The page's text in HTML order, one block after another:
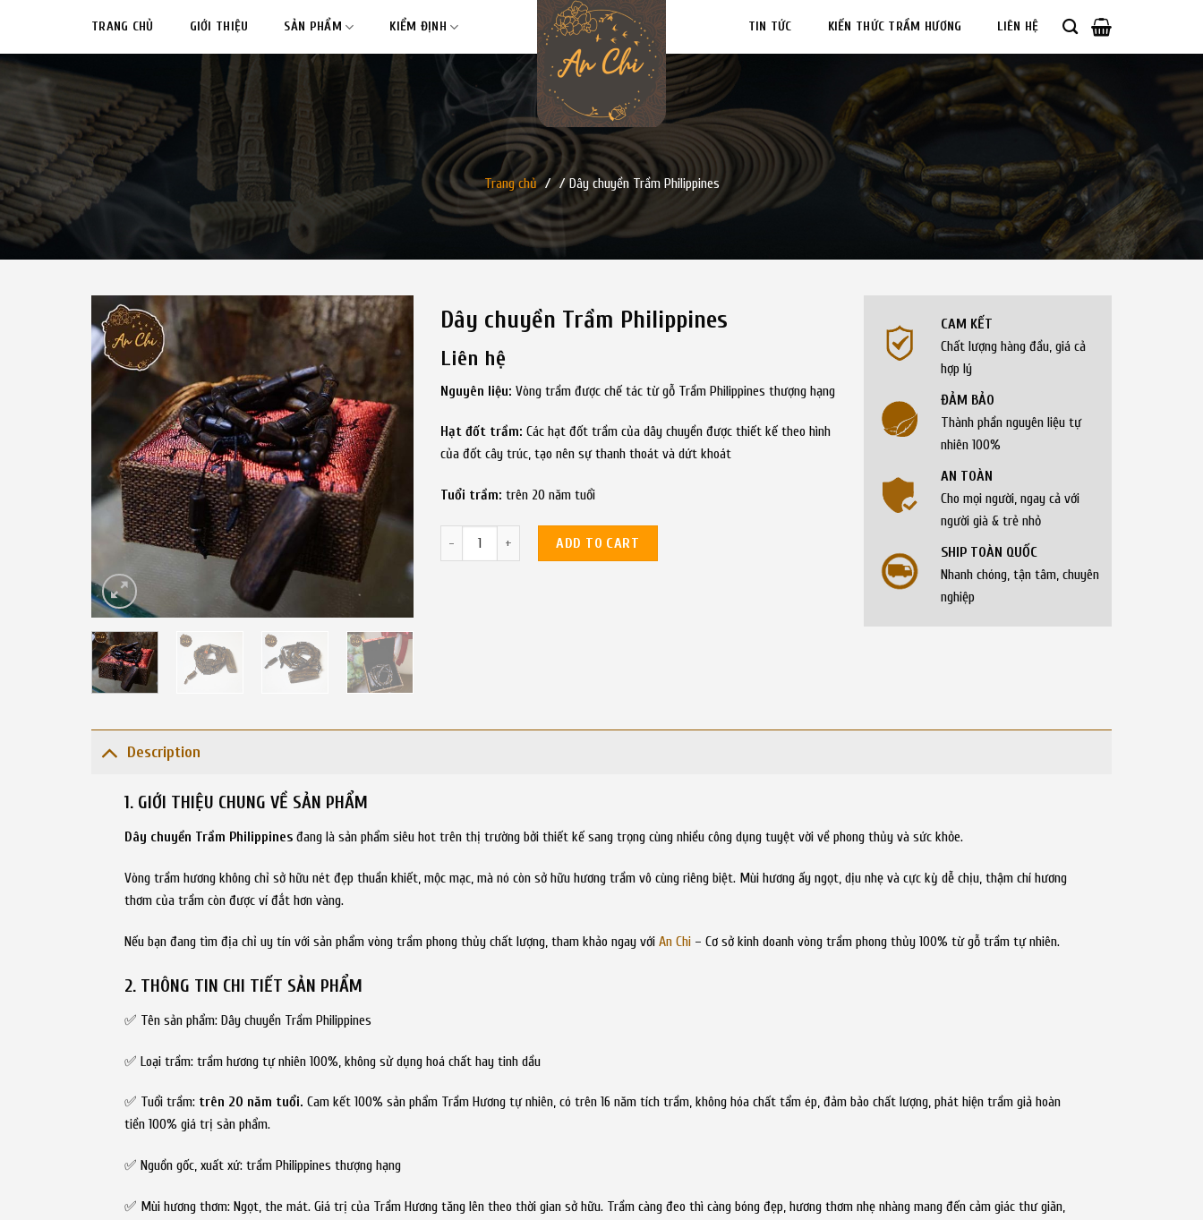
content
TRANG CHỦ GIỚI THIỆU SẢN PHẨM KIỂM ĐỊNH TIN TỨC KIẾN THỨC TRẦM HƯƠNG LIÊN HỆ
Trang chủ / / Dây chuyền Trầm Philippines
Dây chuyền Trầm Philippines
Liên hệ
Nguyên liệu: Vòng trầm được chế tác từ gỗ Trầm Philippines thượng hạng
Hạt đốt trầm: Các hạt đốt trầm của dây chuyền được thiết kế theo hình
của đốt cây trúc, tạo nên sự thanh thoát và dứt khoát
Tuổi trầm: trên 20 năm tuổi
Dây chuyền Trầm Philippines quantity
ADD TO CART
CAM KẾT
Chất lượng hàng đầu, giá cả
hợp lý
ĐẢM BẢO
Thành phần nguyên liệu tự
nhiên 100%
AN TOÀN
Cho mọi người, ngay cả với
người già & trẻ nhỏ
SHIP TOÀN QUỐC
Nhanh chóng, tận tâm, chuyên
nghiệp
Description
1. GIỚI THIỆU CHUNG VỀ SẢN PHẨM
Dây chuyền Trầm Philippinesđang là sản phẩm siêu hot trên thị trường bởi thiết kế sang trọng cùng nhiều công dụng tuyệt vời về phong thủy và sức khỏe.
Vòng trầm hương không chỉ sở hữu nét đẹp thuần khiết, mộc mạc, mà nó còn sở hữu hương trầm vô cùng riêng biệt. Mùi hương ấy ngọt, dịu nhẹ và cực kỳ dễ chịu, thậm chí hương
thơm của trầm còn được ví đắt hơn vàng.
Nếu bạn đang tìm địa chỉ uy tín với sản phẩm vòng trầm phong thủy chất lượng, tham khảo ngay với An Chi– Cơ sở kinh doanh vòng trầm phong thủy 100% từ gỗ trầm tự nhiên.
2. THÔNG TIN CHI TIẾT SẢN PHẨM
✅ Tên sản phẩm: Dây chuyền Trầm Philippines
✅ Loại trầm: trầm hương tự nhiên 100%, không sử dụng hoá chất hay tinh dầu
✅ Tuổi trầm: trên 20 năm tuổi. Cam kết 100% sản phẩm Trầm Hương tự nhiên, có trên 16 năm tích trầm, không hóa chất tẩm ép, đảm bảo chất lượng, phát hiện trầm giả hoàn
tiền 100% giá trị sản phẩm.
✅ Nguồn gốc, xuất xứ: trầm Philippines thượng hạng
✅ Mùi hương thơm: Ngọt, the mát. Giá trị của Trầm Hương tăng lên theo thời gian sở hữu. Trầm càng đeo thì càng bóng đẹp, hương thơm nhẹ nhàng mang đến cảm giác thư giãn,